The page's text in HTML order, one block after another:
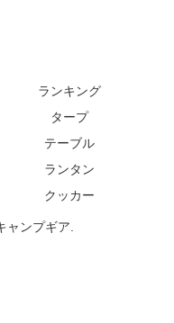
ランキング
タープ
テーブル
ランタン
クッカー
ンプギア.